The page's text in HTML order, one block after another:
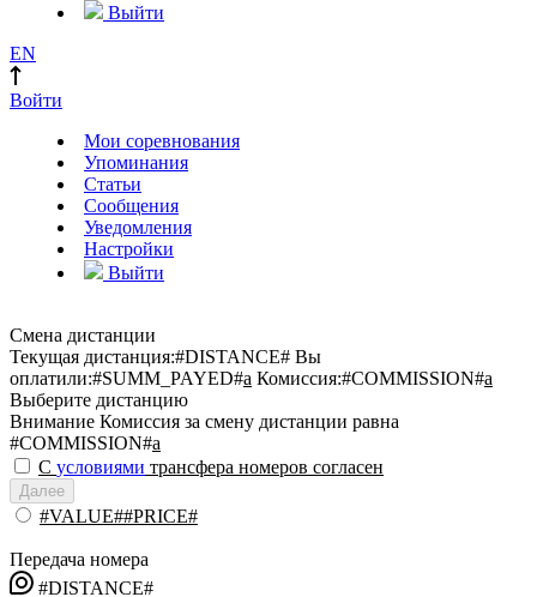
Выйти
EN
Войти
Мои соревнования
Упоминания
Статьи
Сообщения
Уведомления
Настройки
Выйти
Смена дистанции
Текущая дистанция:#DISTANCE# Вы
оплатили:#SUMM_PAYED#a Комиссия:#COMMISSION#a
Выберите дистанцию
Внимание Комиссия за смену дистанции равна
#COMMISSION#a
С условиями трансфера номеров согласен
Далее
#VALUE##PRICE#
Передача номера
#DISTANCE#